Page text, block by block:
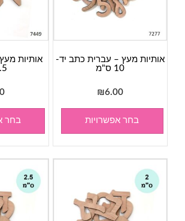
אותיות מעץ – עברית כתב יד-
10 ס"מ
₪6.00
בחר אפשרויות
אותיות
בחר